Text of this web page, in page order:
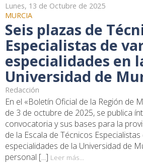
Lunes, 13 de Octubre de 2025
MURCIA
Seis plazas de
Especialistas de
especialidades en
Universidad de
Redacción
En el «Boletín Oficial de la Región de
de 3 de octubre de 2025, se publica
convocatoria y sus bases para la
de la Escala de Técnicos Especialistas
especialidades de la Universidad de
personal [...] Leer más...